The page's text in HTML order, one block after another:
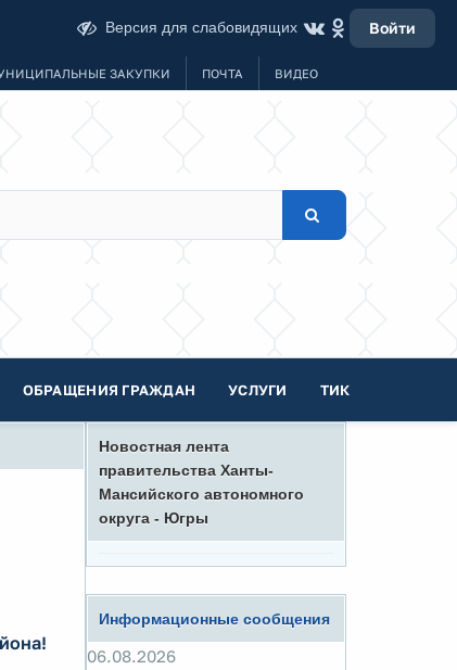
Версия для слабовидящих Войти
ЗАКУПКИ ПОЧТА ВИДЕО
ОБРАЩЕНИЯ ГРАЖДАН УСЛУГИ ТИК
Новостная лента
правительства Ханты-
Мансийского автономного
округа - Югры
Информационные сообщения
06.08.2026